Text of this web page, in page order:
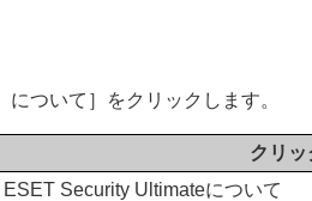
ついて］をクリックします。
クリ
ESET Security Ultimateについて